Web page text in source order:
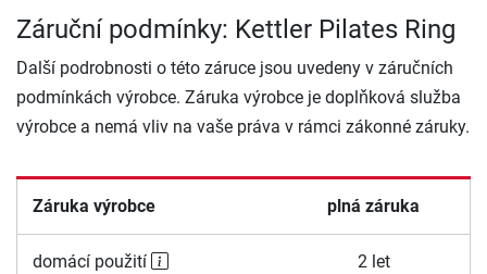
Záruční podmínky: Kettler Pilates Ring
Další podrobnosti o této záruce jsou uvedeny v záručních
podmínkách výrobce. Záruka výrobce je doplňková služba
výrobce a nemá vliv na vaše práva v rámci zákonné záruky.
Záruka výrobce plná záruka
domácí použití 2 let